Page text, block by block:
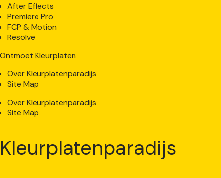
After Effects
Premiere Pro
FCP & Motion
Resolve
Ontmoet Kleurplaten
Over Kleurplatenparadijs
Site Map
Over Kleurplatenparadijs
Site Map
Kleurplatenparadijs